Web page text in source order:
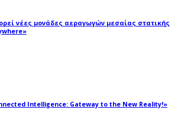
νέες μονάδες αεραγωγών μεσαίας στατικής
Intelligence: Gateway to the New Reality!»